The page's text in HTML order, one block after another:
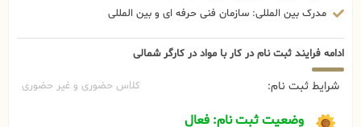
مدرک بین المللی: سازمان فنی حرفه ای و بین المللی
ادامه فرایند ثبت نام در کار با مواد در کارگر شمالی
شرایط ثبت نام: کلاس حضوری و غیر حضوری
وضعیت ثبت نام: فعال